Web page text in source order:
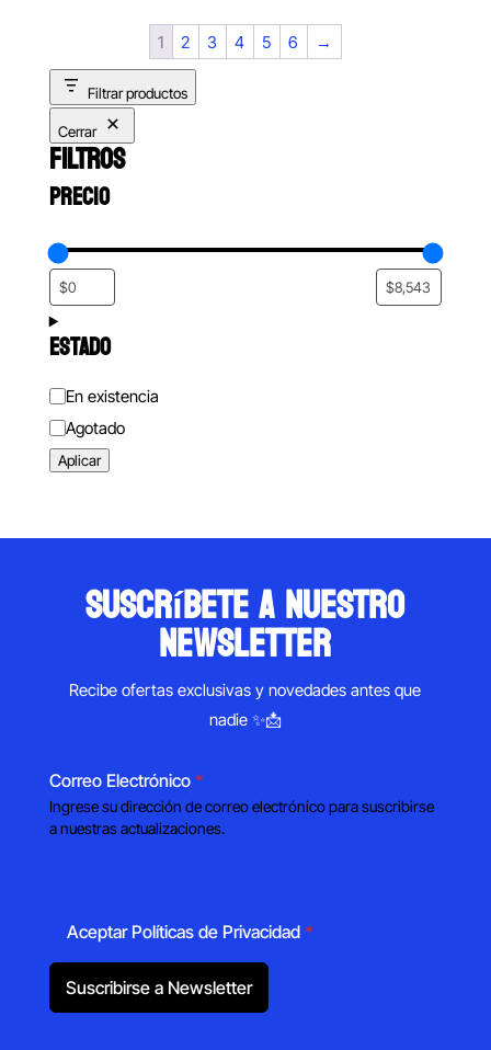
through
$1,790.00
1 2 3 4 5 6 →
Filtrar productos
Cerrar
FILTROS
PRECIO
ESTADO
Estado
En existencia
Agotado
Aplicar
suscríbete a nuestro
newsletter
Recibe ofertas exclusivas y novedades antes que
nadie ✨📩
Correo Electrónico *
Ingrese su dirección de correo electrónico para suscribirse
a nuestras actualizaciones.
Aceptar Políticas de Privacidad *
Suscribirse a Newsletter